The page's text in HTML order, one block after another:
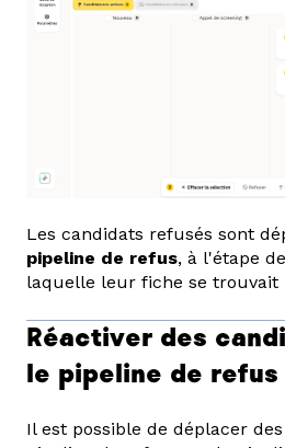
Les candidats refusés sont
pipeline de refus, à l'étape
laquelle leur fiche se trouvait
Réactiver des
le pipeline de refus
Il est possible de déplacer